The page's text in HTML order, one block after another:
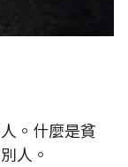
。什麼是貧
人。